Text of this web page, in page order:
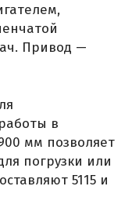
Привод —
в
мм позволяет
погрузки или
5115 и